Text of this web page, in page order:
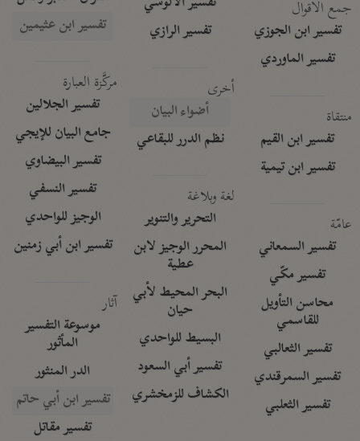
جمع الأقوال
تفسير ابن الجوزي
تفسير الماوردي
منتقاة
تفسير ابن القيم
تفسير ابن تيمية
عامّة
تفسير السمعاني
تفسير مكّي
محاسن التأويل
للقاسمي
تفسير الثعالبي
تفسير السمرقندي
تفسير الثعلبي
تفسير الرازي
أخرى
أضواء البيان
نظم الدرر للبقاعي
لغة وبلاغة
التحرير والتنوير
المحرر الوجيز لابن
عطية
البحر المحيط لأبي
حيان
البسيط للواحدي
تفسير أبي السعود
الكشاف للزمخشري
تفسير ابن عثيمين
مركَّزة العبارة
تفسير الجلالين
جامع البيان للإيجي
تفسير البيضاوي
تفسير النسفي
الوجيز للواحدي
تفسير ابن أبي زمنين
آثار
موسوعة التفسير
المأثور
الدر المنثور
تفسير ابن أبي حاتم
تفسير مقاتل